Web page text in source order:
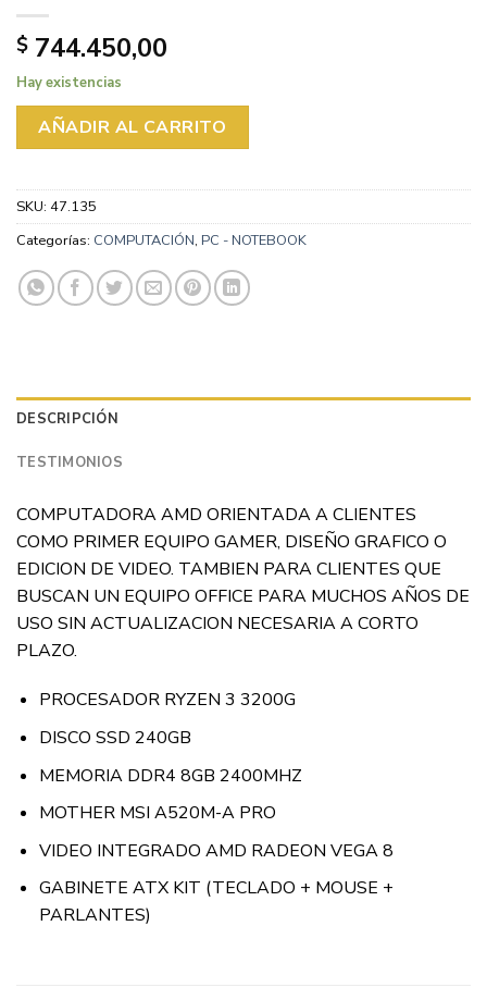
$ 744.450,00
Hay existencias
AÑADIR AL CARRITO
SKU: 47.135
Categorías: COMPUTACIÓN, PC - NOTEBOOK
DESCRIPCIÓN
TESTIMONIOS
COMPUTADORA AMD ORIENTADA A CLIENTES
COMO PRIMER EQUIPO GAMER, DISEÑO GRAFICO O
EDICION DE VIDEO. TAMBIEN PARA CLIENTES QUE
BUSCAN UN EQUIPO OFFICE PARA MUCHOS AÑOS DE
USO SIN ACTUALIZACION NECESARIA A CORTO
PLAZO.
PROCESADOR RYZEN 3 3200G
DISCO SSD 240GB
MEMORIA DDR4 8GB 2400MHZ
MOTHER MSI A520M-A PRO
VIDEO INTEGRADO AMD RADEON VEGA 8
GABINETE ATX KIT (TECLADO + MOUSE +
PARLANTES)